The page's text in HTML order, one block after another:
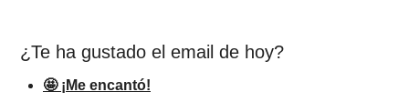
¿Te ha gustado el email de hoy?
🤩 ¡Me encantó!